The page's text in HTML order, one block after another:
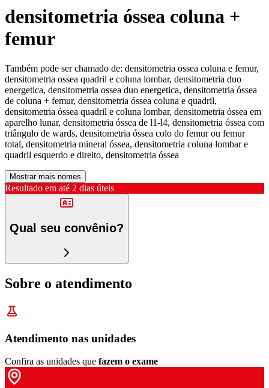
densitometria óssea coluna +
femur
Também pode ser chamado de: densitometria ossea coluna e femur,
densitometria ossea quadril e coluna lombar, densitometria duo
energetica, densitometria ossea duo energetica, densitometria óssea
de coluna + femur, densitometria óssea coluna e quadril,
densitometria óssea quadril e coluna lombar, densitometria óssea em
aparelho lunar, densitometria óssea de l1-l4, densitometria óssea com
triângulo de wards, densitometria óssea colo do femur ou femur
total, densitometria mineral óssea, densitometria coluna lombar e
quadril esquerdo e direito, densitometria óssea
Mostrar mais nomes
Resultado em até 2 dias úteis
Qual seu convênio?
Sobre o atendimento
Atendimento nas unidades
Confira as unidades que fazem o exame